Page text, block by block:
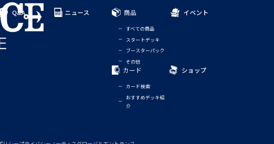
Q&A ニュース 商品
すべての商品
スタートデッキ
ブースターパック
その他
イベント
カード
カード検索
おすすめデッキ紹
介
ショップ